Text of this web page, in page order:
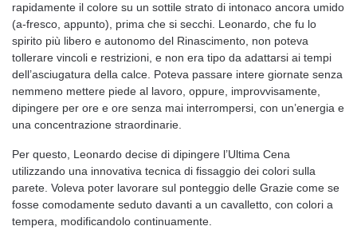
rapidamente il colore su un sottile strato di intonaco ancora umido
(a-fresco, appunto), prima che si secchi. Leonardo, che fu lo
spirito più libero e autonomo del Rinascimento, non poteva
tollerare vincoli e restrizioni, e non era tipo da adattarsi ai tempi
dell’asciugatura della calce. Poteva passare intere giornate senza
nemmeno mettere piede al lavoro, oppure, improvvisamente,
dipingere per ore e ore senza mai interrompersi, con un’energia e
una concentrazione straordinarie.
Per questo, Leonardo decise di dipingere l’Ultima Cena
utilizzando una innovativa tecnica di fissaggio dei colori sulla
parete. Voleva poter lavorare sul ponteggio delle Grazie come se
fosse comodamente seduto davanti a un cavalletto, con colori a
tempera, modificandolo continuamente.